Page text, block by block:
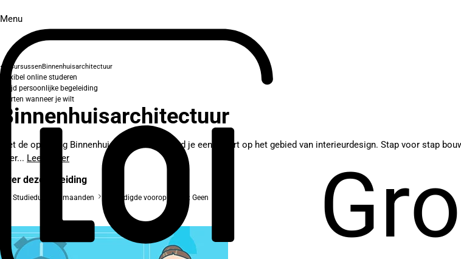
Menu
CursussenBinnenhuisarchitectuur
Flexibel online studeren
Altijd persoonlijke begeleiding
Starten wanneer je wilt
Binnenhuisarchitectuur
Met de opleiding Binnenhuisarchitectuur word je een expert op het gebied van interieurdesign. Stap voor stap
over... Lees meer
Over deze opleiding
Studieduur: 12 maanden Benodigde vooropleiding: Geen